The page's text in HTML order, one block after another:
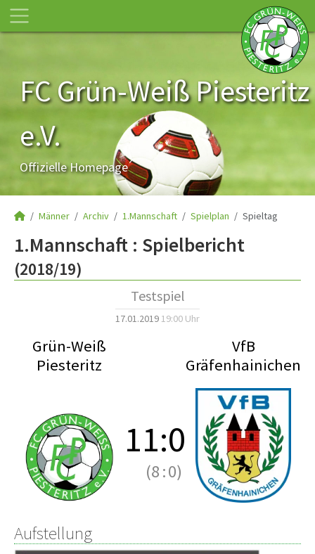
FC Grün-Weiß Piesteritz
e.V.
Offizielle Homepage
Männer Archiv 1.Mannschaft Spielplan Spieltag
1.Mannschaft : Spielbericht
(2018/19)
Testspiel
17.01.2019 19:00 Uhr
Grün-Weiß
Piesteritz
VfB
Gräfenhainichen
11:0
(8:0)
Aufstellung